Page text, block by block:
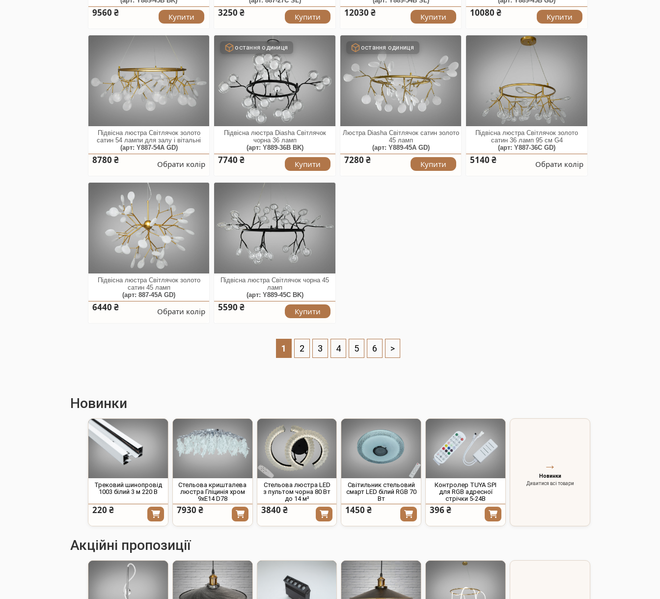
9560 ₴ Купити 3250 ₴ Купити 12030 ₴ Купити 10080 ₴ Купити
Підвісна люстра Світлячок золото
сатин 54 лампи для залу і вітальні
(арт: Y887-54A GD)
8780 ₴ Обрати колір
остання одиниця
Підвісна люстра Diasha Світлячок
чорна 36 ламп
(арт: Y889-36B BK)
7740 ₴ Купити
остання одиниця
Люстра Diasha Світлячок сатин золото
45 ламп
(арт: Y889-45A GD)
7280 ₴ Купити
Підвісна люстра Світлячок золото
сатин 36 ламп 95 см G4
(арт: Y887-36C GD)
5140 ₴ Обрати колір
Підвісна люстра Світлячок золото
сатин 45 ламп
(арт: 887-45A GD)
6440 ₴ Обрати колір
Підвісна люстра Світлячок чорна 45
ламп
(арт: Y889-45C BK)
5590 ₴ Купити
1 2 3 4 5 6 >
Новинки
Трековий шинопровід
1003 білий 3 м 220 В
220 ₴
Стельова кришталева
люстра Гліцинія хром
9xE14 D78
7930 ₴
Стельова люстра LED
з пультом чорна 80 Вт
до 14 м²
3840 ₴
Світильник стельовий
смарт LED білий RGB 70
Вт
1450 ₴
Контролер TUYA SPI
для RGB адресної
стрічки 5-24В
396 ₴
→
Новинки
Дивитися всі товари
Акційні пропозиції